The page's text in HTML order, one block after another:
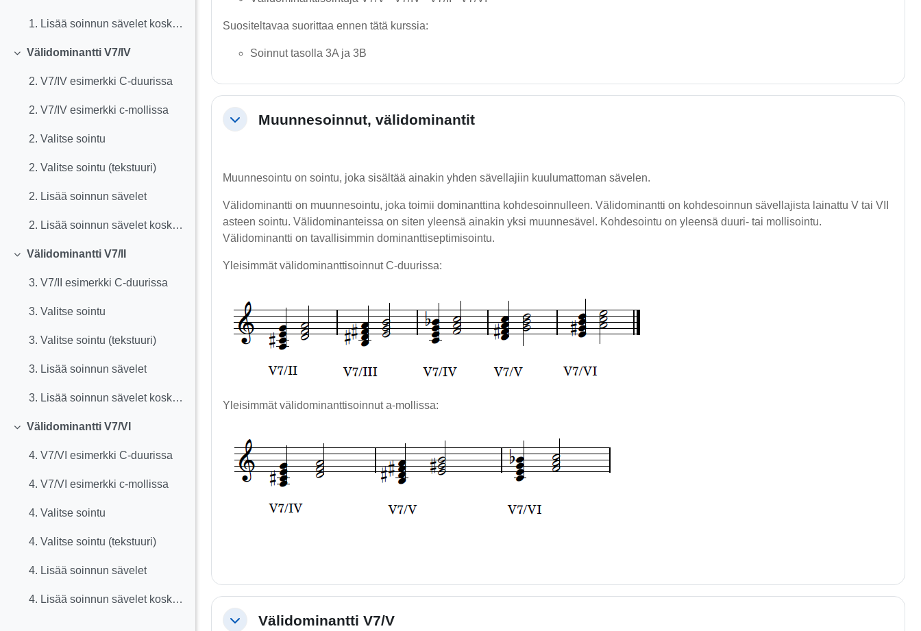
1. Lisää soinnun sävelet koskettimistolle
Tiivistä
Välidominantti V7/IV
2. V7/IV esimerkki C-duurissa
2. V7/IV esimerkki c-mollissa
2. Valitse sointu
2. Valitse sointu (tekstuuri)
2. Lisää soinnun sävelet
2. Lisää soinnun sävelet koskettimistolle
Tiivistä
Välidominantti V7/II
3. V7/II esimerkki C-duurissa
3. Valitse sointu
3. Valitse sointu (tekstuuri)
3. Lisää soinnun sävelet
3. Lisää soinnun sävelet koskettimistolle
Tiivistä
Välidominantti V7/VI
4. V7/VI esimerkki C-duurissa
4. V7/VI esimerkki c-mollissa
4. Valitse sointu
4. Valitse sointu (tekstuuri)
4. Lisää soinnun sävelet
4. Lisää soinnun sävelet koskettimistolle
Suositeltavaa suorittaa ennen tätä kurssia:
Soinnut tasolla 3A ja 3B
TiivistäMuunnesoinnut, välidominantit
Muunnesointu on sointu, joka sisältää ainakin yhden sävellajiin kuulumattoman sävelen.
Välidominantti on muunnesointu, joka toimii dominanttina kohdesoinnulleen. Välidominantti on kohdesoinnun sävellajista lainattu V tai VII
asteen sointu. Välidominanteissa on siten yleensä ainakin yksi muunnesävel. Kohdesointu on yleensä duuri- tai mollisointu.
Välidominantti on tavallisimmin dominanttiseptimisointu.
Yleisimmät välidominanttisoinnut C-duurissa:
Yleisimmät välidominanttisoinnut a-mollissa:
TiivistäVälidominantti V7/V